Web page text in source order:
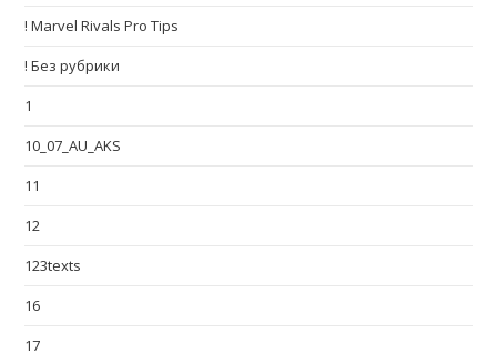
! Marvel Rivals Pro Tips
! Без рубрики
1
10_07_AU_AKS
11
12
123texts
16
17